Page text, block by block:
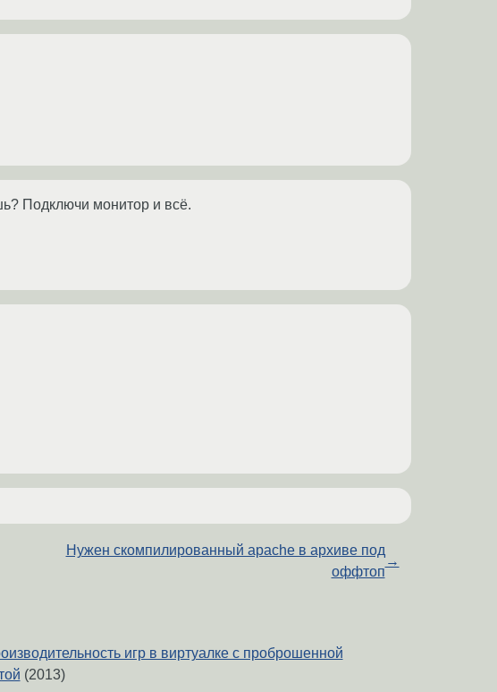
Подключи монитор и всё.
Нужен скомпилированный apache в архиве под
оффтоп
→
игр в виртуалке с проброшенной
(2013)